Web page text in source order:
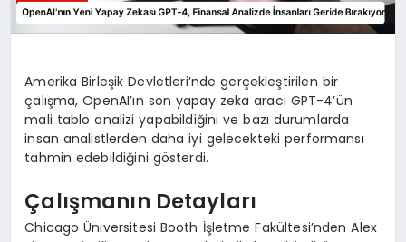
Amerika Birleşik Devletleri’nde gerçekleştirilen bir
çalışma, OpenAI’ın son yapay zeka aracı GPT-4’ün
mali tablo analizi yapabildiğini ve bazı durumlarda
insan analistlerden daha iyi gelecekteki performansı
tahmin edebildiğini gösterdi.
Çalışmanın Detayları
Chicago Üniversitesi Booth İşletme Fakültesi’nden Alex